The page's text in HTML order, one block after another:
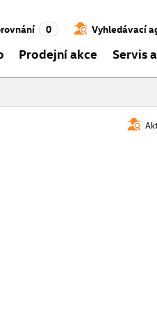
0 Vyhledávací
Prodejní akce Servis